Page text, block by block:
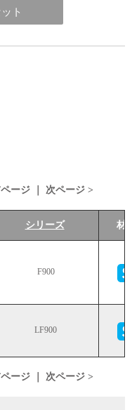
ト
ージ 次ページ >
シリーズ 材
F900
LF900
ージ 次ページ >